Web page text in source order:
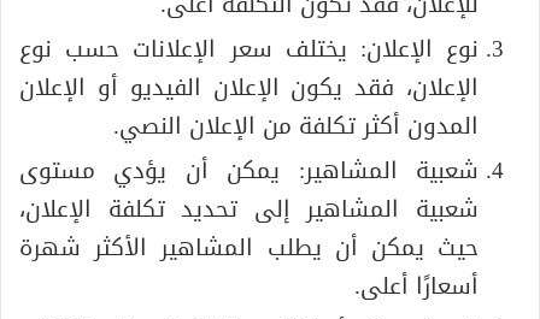
نوع الإعلان: يختلف سعر الإعلانات حسب نوع
الإعلان، فقد يكون الإعلان الفيديو أو الإعلان
المدون أكثر تكلفة من الإعلان النصي.
شعبية المشاهير: يمكن أن يؤدي مستوى
شعبية المشاهير إلى تحديد تكلفة الإعلان،
حيث يمكن أن يطلب المشاهير الأكثر شهرة
أسعارًا أعلى.